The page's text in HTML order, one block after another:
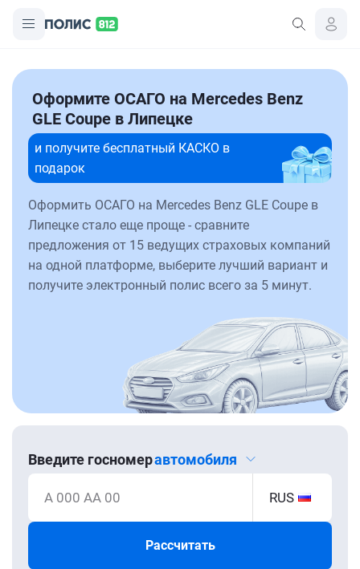
Оформите ОСАГО на Mercedes Benz
GLE Coupe в Липецке
и получите бесплатный КАСКО в
подарок
Оформить ОСАГО на Mercedes Benz GLE Coupe в
Липецке стало еще проще - сравните
предложения от 15 ведущих страховых компаний
на одной платформе, выберите лучший вариант и
получите электронный полис всего за 5 минут.
Введите госномеравтомобиля
А 000 АА 00 RUS
Рассчитать